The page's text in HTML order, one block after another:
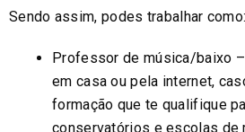
Sendo assim, podes trabalhar como:
Professor de música/baixo
em casa ou pela internet,
formação que te qualifique
conservatórios e escolas de